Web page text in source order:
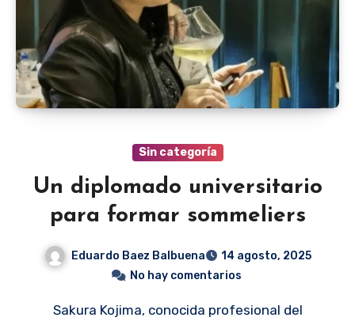
Sin categoría
Un diplomado universitario
para formar sommeliers
Eduardo Baez Balbuena
14 agosto, 2025
No hay comentarios
Sakura Kojima, conocida profesional del